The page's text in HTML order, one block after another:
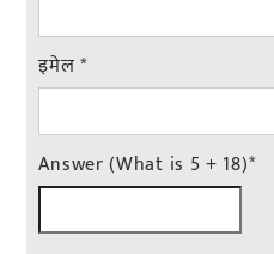
इमेल*
Answer (What is 5 + 18)*